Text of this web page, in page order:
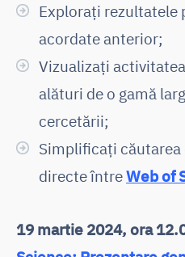
Explorați rezultatele
acordate anterior;
Vizualizați
alături de o gamă
cercetării;
Simplificați
directe întreWeb of
19 martie 2024, ora